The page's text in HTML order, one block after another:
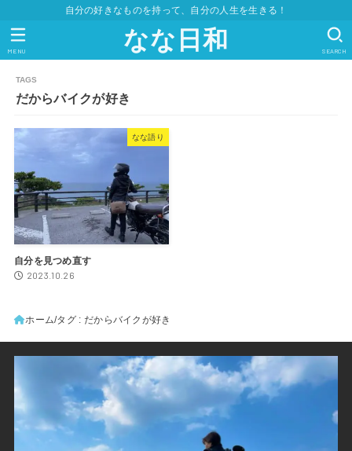
自分の好きなものを持って、自分の人生を生きる！
なな日和 SEARCH
MENU
だからバイクが好き
なな語り
自分を見つめ直す
2023.10.26
ホーム タグ : だからバイクが好き